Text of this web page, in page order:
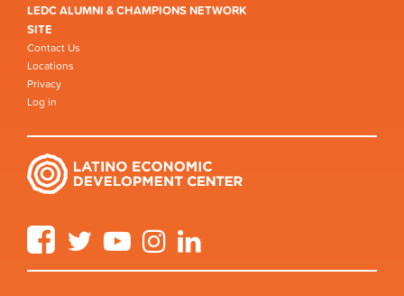
LEDC ALUMNI & CHAMPIONS NETWORK
SITE
Contact Us
Locations
Privacy
Log in
FacebookTwitter YouTube Instagram